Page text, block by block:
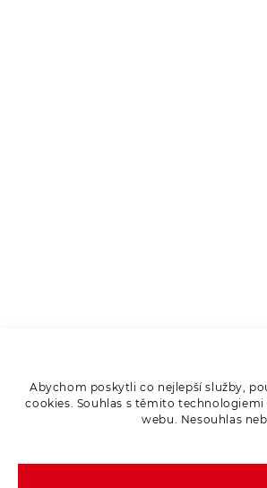
Abychom poskytli co nejlepší služby,
cookies. Souhlas s těmito
webu. Nesouhlas